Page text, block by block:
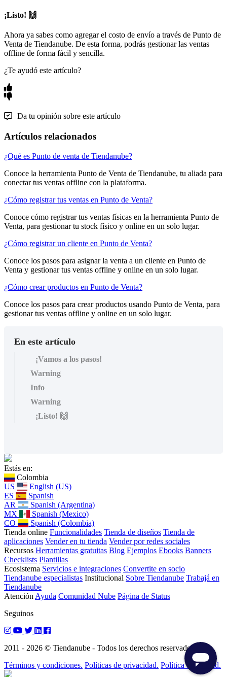
¡Listo! 🙌
Ahora ya sabes como agregar el costo de envío a través de Punto de
Venta de Tiendanube. De esta forma, podrás gestionar las ventas
offline de forma fácil y sencilla.
¿Te ayudó este artículo?
Da tu opinión sobre este artículo
Artículos relacionados
¿Qué es Punto de venta de Tiendanube?
Conoce la herramienta Punto de Venta de Tiendanube, tu aliada para
conectar tus ventas offline con la plataforma.
¿Cómo registrar tus ventas en Punto de Venta?
Conoce cómo registrar tus ventas físicas en la herramienta Punto de
Venta, para gestionar tu stock físico y online en un solo lugar.
¿Cómo registrar un cliente en Punto de Venta?
Conoce los pasos para asignar la venta a un cliente en Punto de
Venta y gestionar tus ventas offline y online en un solo lugar.
¿Cómo crear productos en Punto de Venta?
Conoce los pasos para crear productos usando Punto de Venta, para
gestionar tus ventas offline y online en un solo lugar.
En este artículo
¡Vamos a los pasos!
Warning
Info
Warning
¡Listo! 🙌
Estás en:
Colombia
US
English (US)
ES
Spanish
AR
Spanish (Argentina)
MX
Spanish (Mexico)
CO
Spanish (Colombia)
Tienda online Funcionalidades Tienda de diseños Tienda de
aplicaciones Vender en tu tienda Vender por redes sociales
Recursos Herramientas gratuitas Blog Ejemplos Ebooks Banners
Checklists Plantillas
Ecosistema Servicios e integraciones Convertite en socio
Tiendanube especialistas Institucional Sobre Tiendanube Trabajá en
Tiendanube
Atención Ayuda Comunidad Nube Página de Status
Seguinos
2011 - 2026 © Tiendanube - Todos los derechos reservados.
Términos y condiciones. Políticas de privacidad. Política de calidad.